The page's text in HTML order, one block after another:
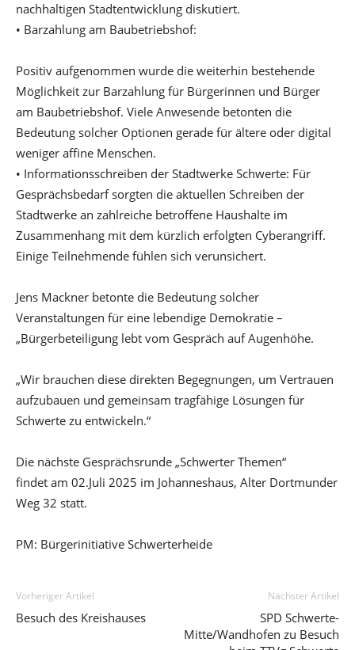
nachhaltigen Stadtentwicklung diskutiert.
• Barzahlung am Baubetriebshof:
Positiv aufgenommen wurde die weiterhin bestehende
Möglichkeit zur Barzahlung für Bürgerinnen und Bürger
am Baubetriebshof. Viele Anwesende betonten die
Bedeutung solcher Optionen gerade für ältere oder digital
weniger affine Menschen.
• Informationsschreiben der Stadtwerke Schwerte: Für
Gesprächsbedarf sorgten die aktuellen Schreiben der
Stadtwerke an zahlreiche betroffene Haushalte im
Zusammenhang mit dem kürzlich erfolgten Cyberangriff.
Einige Teilnehmende fühlen sich verunsichert.
Jens Mackner betonte die Bedeutung solcher
Veranstaltungen für eine lebendige Demokratie –
„Bürgerbeteiligung lebt vom Gespräch auf Augenhöhe.
„Wir brauchen diese direkten Begegnungen, um Vertrauen
aufzubauen und gemeinsam tragfähige Lösungen für
Schwerte zu entwickeln.“
Die nächste Gesprächsrunde „Schwerter Themen“
findet am 02.Juli 2025 im Johanneshaus, Alter Dortmunder
Weg 32 statt.
PM: Bürgerinitiative Schwerterheide
Vorheriger Artikel
Besuch des Kreishauses
Nächster Artikel
SPD Schwerte-
Mitte/Wandhofen zu Besuch